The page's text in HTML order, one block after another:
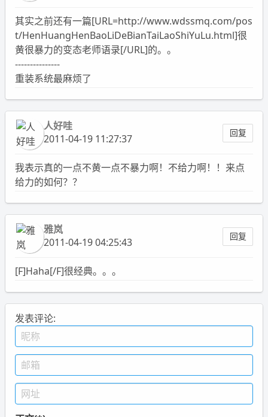
其实之前还有一篇[URL=http://www.wdssmq.com/pos
t/HenHuangHenBaoLiDeBianTaiLaoShiYuLu.html]很
黄很暴力的变态老师语录[/URL]的。。
---------------
重装系统最麻烦了
人好哇
2011-04-19 11:27:37
回复
我表示真的一点不黄一点不暴力啊！不给力啊！！来点
给力的如何？？
雅岚
2011-04-19 04:25:43
回复
[F]Haha[/F]很经典。。。
发表评论: